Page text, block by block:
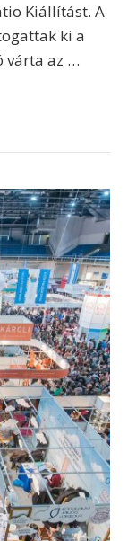
Kiállítást. A
ki a
várta az …